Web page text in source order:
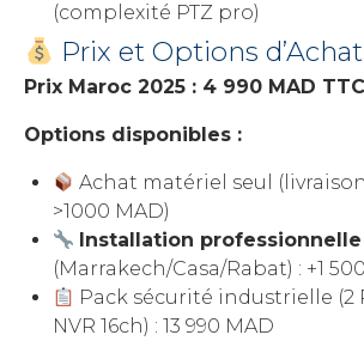
(complexité PTZ pro)
Prix et Options d’Achat
Prix Maroc 2025 : 4 990 MAD TTC
Options disponibles :
Achat matériel seul
>1000 MAD)
Installation
(Marrakech/Casa/Rabat) : +1
Pack sécurité industrielle (2
NVR 16ch) : 13 990 MAD